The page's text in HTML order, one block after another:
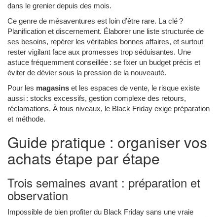
dans le grenier depuis des mois.
Ce genre de mésaventures est loin d’être rare. La clé ?
Planification et discernement. Élaborer une liste structurée de
ses besoins, repérer les véritables bonnes affaires, et surtout
rester vigilant face aux promesses trop séduisantes. Une
astuce fréquemment conseillée : se fixer un budget précis et
éviter de dévier sous la pression de la nouveauté.
Pour les magasins et les espaces de vente, le risque existe
aussi : stocks excessifs, gestion complexe des retours,
réclamations. À tous niveaux, le Black Friday exige préparation
et méthode.
Guide pratique : organiser vos
achats étape par étape
Trois semaines avant : préparation et
observation
Impossible de bien profiter du Black Friday sans une vraie